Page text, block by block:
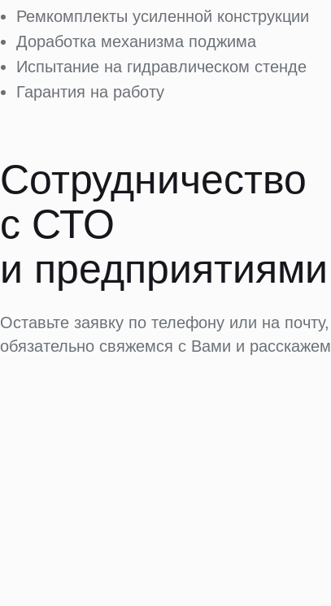
Ремкомплекты усиленной конструкции
Доработка механизма поджима
Испытание на гидравлическом стенде
Гарантия на работу
Оставьте заявку по телефону или на почту,
обязательно свяжемся с Вами и расскажем
Сотрудничество
с СТО
и предприятиями